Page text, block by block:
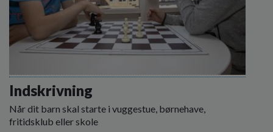
Indskrivning
Når dit barn skal starte i vuggestue, børnehave,
fritidsklub eller skole